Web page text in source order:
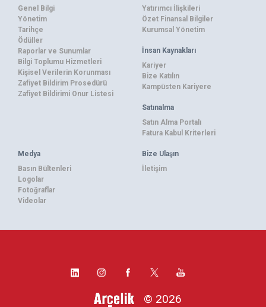
Genel Bilgi
Yönetim
Tarihçe
Ödüller
Raporlar ve Sunumlar
Bilgi Toplumu Hizmetleri
Kişisel Verilerin Korunması
Zafiyet Bildirim Prosedürü
Zafiyet Bildirimi Onur Listesi
Yatırımcı İlişkileri
Özet Finansal Bilgiler
Kurumsal Yönetim
İnsan Kaynakları
Kariyer
Bize Katılın
Kampüsten Kariyere
Satınalma
Satın Alma Portalı
Fatura Kabul Kriterleri
Medya
Basın Bültenleri
Logolar
Fotoğraflar
Videolar
Bize Ulaşın
İletişim
© 2026